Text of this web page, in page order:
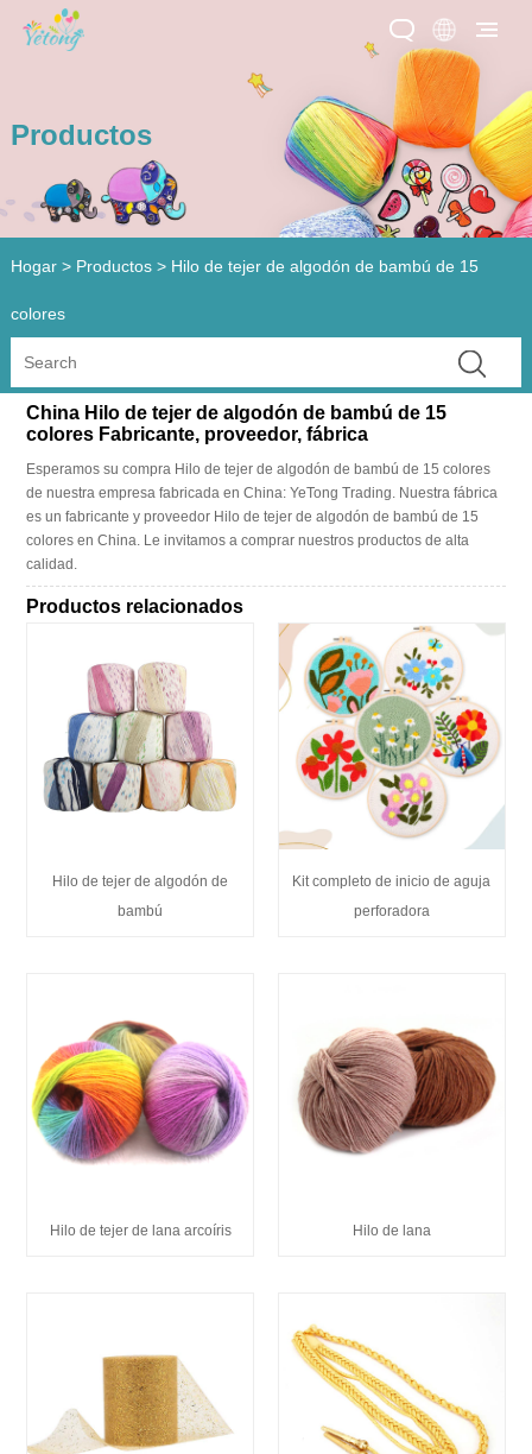
Productos
Hogar > Productos > Hilo de tejer de algodón de bambú de 15
colores
China Hilo de tejer de algodón de bambú de 15
colores Fabricante, proveedor, fábrica
Esperamos su compra Hilo de tejer de algodón de bambú de 15 colores
de nuestra empresa fabricada en China: YeTong Trading. Nuestra fábrica
es un fabricante y proveedor Hilo de tejer de algodón de bambú de 15
colores en China. Le invitamos a comprar nuestros productos de alta
calidad.
Productos relacionados
Hilo de tejer de algodón de
bambú
Kit completo de inicio de aguja
perforadora
Hilo de tejer de lana arcoíris Hilo de lana